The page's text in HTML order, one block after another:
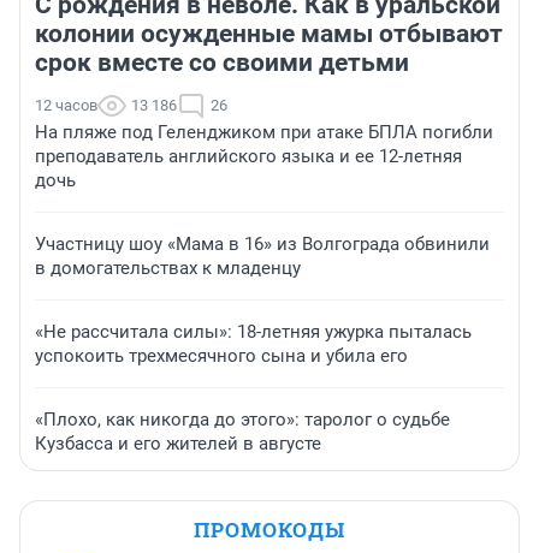
колонии осужденные мамы отбывают
срок вместе со своими детьми
12 часов 13 186 26
На пляже под Геленджиком при атаке БПЛА погибли
преподаватель английского языка и ее 12-летняя
дочь
Участницу шоу «Мама в 16» из Волгограда обвинили
в домогательствах к младенцу
«Не рассчитала силы»: 18-летняя ужурка пыталась
успокоить трехмесячного сына и убила его
«Плохо, как никогда до этого»: таролог о судьбе
Кузбасса и его жителей в августе
ПРОМОКОДЫ